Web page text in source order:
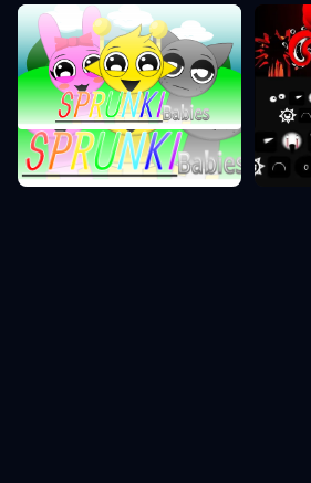
Sprunki Phase 0